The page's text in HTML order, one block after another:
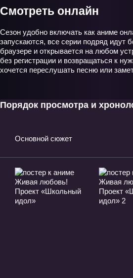
Смотреть онлайн
Сезон удобно включать как аниме
запускаются, все серии подряд идут
браузере и открывается на любом
без регистрации и возвращаться к
хочется переслушать песню или
Порядок просмотра и
Основной сюжет